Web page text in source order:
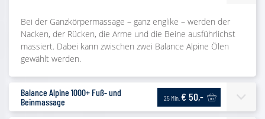
Bei der Ganzkörpermassage – ganz englike – werden der
Nacken, der Rücken, die Arme und die Beine ausführlichst
massiert. Dabei kann zwischen zwei Balance Alpine Ölen
gewählt werden.
Balance Alpine 1000+ Fuß- und
Beinmassage
25 Min. € 50,-